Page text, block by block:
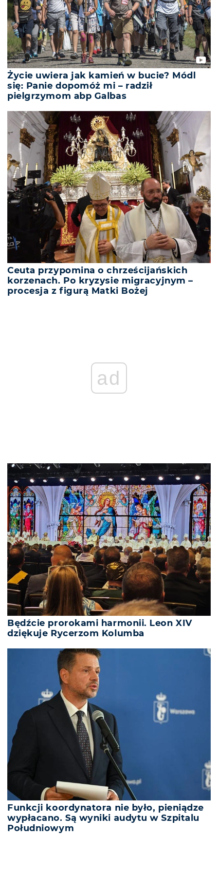
Życie uwiera jak kamień w bucie? Módl
się: Panie dopomóż mi – radził
pielgrzymom abp Galbas
Ceuta przypomina o chrześcijańskich
korzenach. Po kryzysie migracyjnym –
procesja z figurą Matki Bożej
ad
Będźcie prorokami harmonii. Leon XIV
dziękuje Rycerzom Kolumba
Funkcji koordynatora nie było, pieniądze
wypłacano. Są wyniki audytu w Szpitalu
Południowym